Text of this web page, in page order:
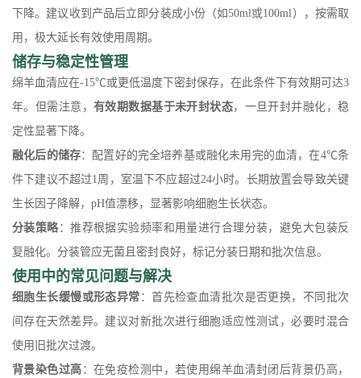
下降。建议收到产品后立即分装成小份（如50ml或100ml），按需取
用，极大延长有效使用周期。
储存与稳定性管理
绵羊血清应在-15℃或更低温度下密封保存，在此条件下有效期可达3
年。但需注意， 有效期数据基于未开封状态，一旦开封并融化，稳
定性显著下降。
融化后的储存：配置好的完全培养基或融化未用完的血清，在4℃条
件下建议不超过1周，室温下不应超过24小时。长期放置会导致关键
生长因子降解，pH值漂移，显著影响细胞生长状态。
分装策略：推荐根据实验频率和用量进行合理分装，避免大包装反
复融化。分装管应无菌且密封良好，标记分装日期和批次信息。
使用中的常见问题与解决
细胞生长缓慢或形态异常 ：首先检查血清批次是否更换，不同批次
间存在天然差异。建议对新批次进行细胞适应性测试，必要时混合
使用旧批次过渡。
背景染色过高 ：在免疫检测中，若使用绵羊血清封闭后背景仍高，